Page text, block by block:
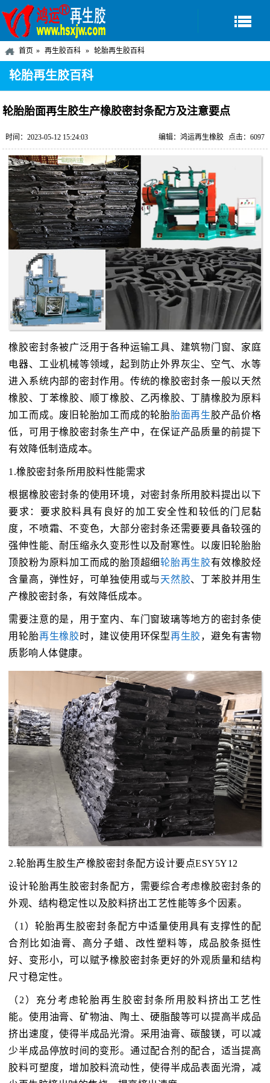
首页 再生胶百科 轮胎再生胶百科
轮胎再生胶百科
轮胎胎面再生胶生产橡胶密封条配方及注意要点
时间：2023-05-12 15:24:03 点击：6097
编辑：鸿运再生橡胶
橡胶密封条被广泛用于各种运输工具、建筑物门窗、家庭
电器、工业机械等领域，起到防止外界灰尘、空气、水等
进入系统内部的密封作用。传统的橡胶密封条一般以天然
橡胶、丁苯橡胶、顺丁橡胶、乙丙橡胶、丁腈橡胶为原料
加工而成。废旧轮胎加工而成的轮胎胎面再生胶产品价格
低，可用于橡胶密封条生产中，在保证产品质量的前提下
有效降低制造成本。
1.橡胶密封条所用胶料性能需求
根据橡胶密封条的使用环境，对密封条所用胶料提出以下
要求：要求胶料具有良好的加工安全性和较低的门尼黏
度，不喷霜、不变色，大部分密封条还需要要具备较强的
强伸性能、耐压缩永久变形性以及耐寒性。以废旧轮胎胎
顶胶粉为原料加工而成的胎顶超细轮胎再生胶有效橡胶烃
含量高，弹性好，可单独使用或与天然胶、丁苯胶并用生
产橡胶密封条，有效降低成本。
需要注意的是，用于室内、车门窗玻璃等地方的密封条使
用轮胎再生橡胶时，建议使用环保型再生胶，避免有害物
质影响人体健康。
2.轮胎再生胶生产橡胶密封条配方设计要点ESY5Y12
设计轮胎再生胶密封条配方，需要综合考虑橡胶密封条的
外观、结构稳定性以及胶料挤出工艺性能等多个因素。
（1）轮胎再生胶密封条配方中适量使用具有支撑性的配
合剂比如油膏、高分子蜡、改性塑料等，成品胶条挺性
好、变形小，可以赋予橡胶密封条更好的外观质量和结构
尺寸稳定性。
（2）充分考虑轮胎再生胶密封条所用胶料挤出工艺性
能。使用油膏、矿物油、陶土、硬脂酸等可以提高半成品
挤出速度，使得半成品光滑。采用油膏、碳酸镁，可以减
少半成品停放时间的变形。通过配合剂的配合，适当提高
胶料可塑度，增加胶料流动性，使得半成品表面光滑，减